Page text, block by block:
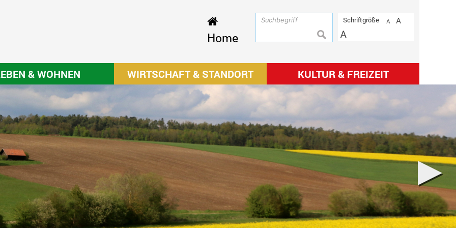
Schriftgröße A A
A
suchen
Home
& WOHNEN WIRTSCHAFT & STANDORT KULTUR & FREIZEIT